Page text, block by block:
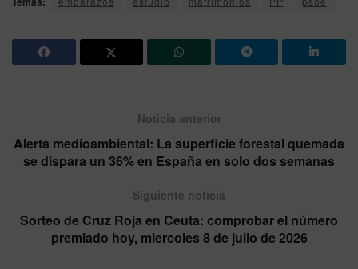
Noticia anterior
Alerta medioambiental: La superficie forestal quemada
se dispara un 36% en España en solo dos semanas
Siguiente noticia
Sorteo de Cruz Roja en Ceuta: comprobar el número
premiado hoy, miercoles 8 de julio de 2026